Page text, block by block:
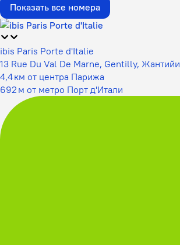
Показать все номера
ibis Paris Porte d'Italie
13 Rue Du Val De Marne, Gentilly, Жантийи
4,4 км от центра Парижа
692 м от метро Порт д'Итали